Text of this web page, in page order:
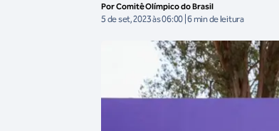
Por Comitê Olímpico do Brasil
5 de set, 2023 às 06:00 | 6 min de leitura